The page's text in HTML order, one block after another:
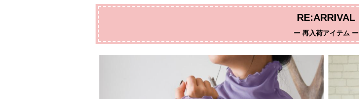
RE:ARRIVAL
ー 再入荷アイテム ー